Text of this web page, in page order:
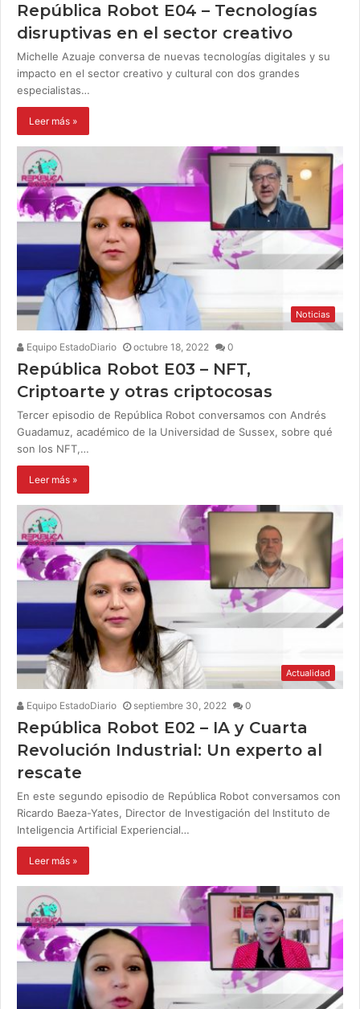
República Robot E04 – Tecnologías
disruptivas en el sector creativo
Michelle Azuaje conversa de nuevas tecnologías digitales y su
impacto en el sector creativo y cultural con dos grandes
especialistas…
Leer más »
Noticias
Equipo EstadoDiario octubre 18, 2022 0
República Robot E03 – NFT,
Criptoarte y otras criptocosas
Tercer episodio de República Robot conversamos con Andrés
Guadamuz, académico de la Universidad de Sussex, sobre qué
son los NFT,…
Leer más »
Actualidad
Equipo EstadoDiario septiembre 30, 2022 0
República Robot E02 – IA y Cuarta
Revolución Industrial: Un experto al
rescate
En este segundo episodio de República Robot conversamos con
Ricardo Baeza-Yates, Director de Investigación del Instituto de
Inteligencia Artificial Experiencial…
Leer más »